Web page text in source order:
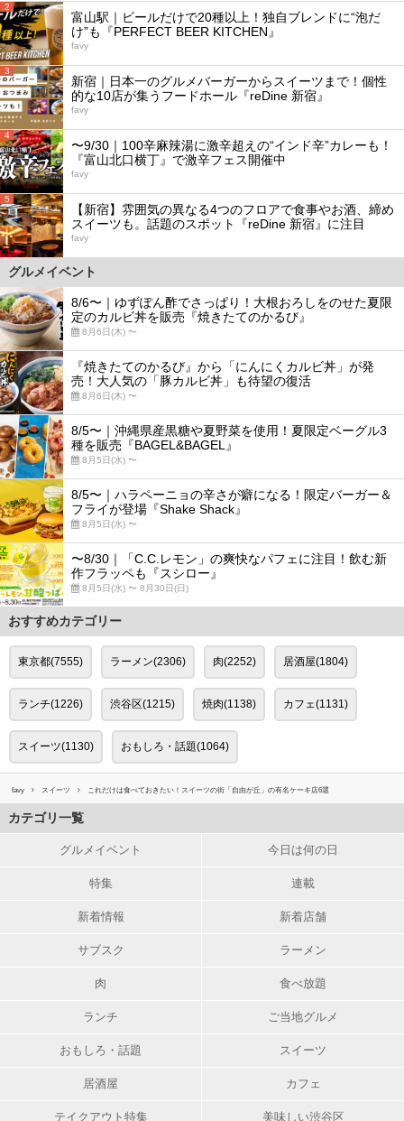
2
富山駅｜ビールだけで20種以上！独自ブレンドに“泡だ
け”も『PERFECT BEER KITCHEN』
favy
3
新宿｜日本一のグルメバーガーからスイーツまで！個性
的な10店が集うフードホール『reDine 新宿』
favy
4
〜9/30｜100辛麻辣湯に激辛超えの“インド辛”カレーも！
『富山北口横丁』で激辛フェス開催中
favy
5
【新宿】雰囲気の異なる4つのフロアで食事やお酒、締め
スイーツも。話題のスポット『reDine 新宿』に注目
favy
グルメイベント
8/6〜｜ゆずぽん酢でさっぱり！大根おろしをのせた夏限
定のカルビ丼を販売『焼きたてのかるび』
8月6日(木) 〜
『焼きたてのかるび』から「にんにくカルビ丼」が発
売！大人気の「豚カルビ丼」も待望の復活
8月6日(木) 〜
8/5〜｜沖縄県産黒糖や夏野菜を使用！夏限定ベーグル3
種を販売『BAGEL&BAGEL』
8月5日(水) 〜
8/5〜｜ハラペーニョの辛さが癖になる！限定バーガー＆
フライが登場『Shake Shack』
8月5日(水) 〜
〜8/30｜「C.C.レモン」の爽快なパフェに注目！飲む新
作フラッペも『スシロー』
8月5日(水) 〜 8月30日(日)
おすすめカテゴリー
東京都(7555) ラーメン(2306) 肉(2252) 居酒屋(1804)
ランチ(1226) 渋谷区(1215) 焼肉(1138) カフェ(1131)
スイーツ(1130) おもしろ・話題(1064)
favy スイーツ これだけは食べておきたい！スイーツの街「自由が丘」の有名ケーキ店6選
カテゴリ一覧
グルメイベント 今日は何の日
特集 連載
新着情報 新着店舗
サブスク ラーメン
肉 食べ放題
ランチ ご当地グルメ
おもしろ・話題 スイーツ
居酒屋 カフェ
テイクアウト特集 美味しい渋谷区